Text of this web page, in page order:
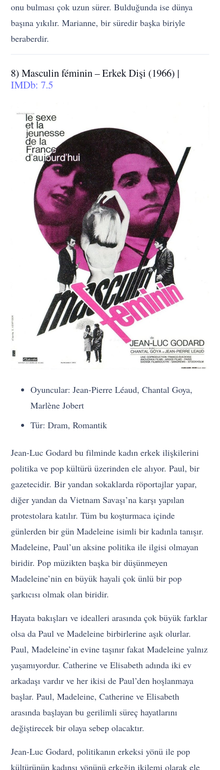
onu bulması çok uzun sürer. Bulduğunda ise dünya
başına yıkılır. Marianne, bir süredir başka biriyle
beraberdir.
8) Masculin féminin – Erkek Dişi (1966) |
IMDb: 7.5
Oyuncular: Jean-Pierre Léaud, Chantal Goya,
Marlène Jobert
Tür: Dram, Romantik
Jean-Luc Godard bu filminde kadın erkek ilişkilerini
politika ve pop kültürü üzerinden ele alıyor. Paul, bir
gazetecidir. Bir yandan sokaklarda röportajlar yapar,
diğer yandan da Vietnam Savaşı’na karşı yapılan
protestolara katılır. Tüm bu koşturmaca içinde
günlerden bir gün Madeleine isimli bir kadınla tanışır.
Madeleine, Paul’un aksine politika ile ilgisi olmayan
biridir. Pop müzikten başka bir düşünmeyen
Madeleine’nin en büyük hayali çok ünlü bir pop
şarkıcısı olmak olan biridir.
Hayata bakışları ve idealleri arasında çok büyük farklar
olsa da Paul ve Madeleine birbirlerine aşık olurlar.
Paul, Madeleine’in evine taşınır fakat Madeleine yalnız
yaşamıyordur. Catherine ve Elisabeth adında iki ev
arkadaşı vardır ve her ikisi de Paul’den hoşlanmaya
başlar. Paul, Madeleine, Catherine ve Elisabeth
arasında başlayan bu gerilimli süreç hayatlarını
değiştirecek bir olaya sebep olacaktır.
Jean-Luc Godard, politikanın erkeksi yönü ile pop
kültürünün kadınsı yönünü erkeğin ikilemi olarak ele